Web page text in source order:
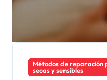
Métodos de
secas y sensibles